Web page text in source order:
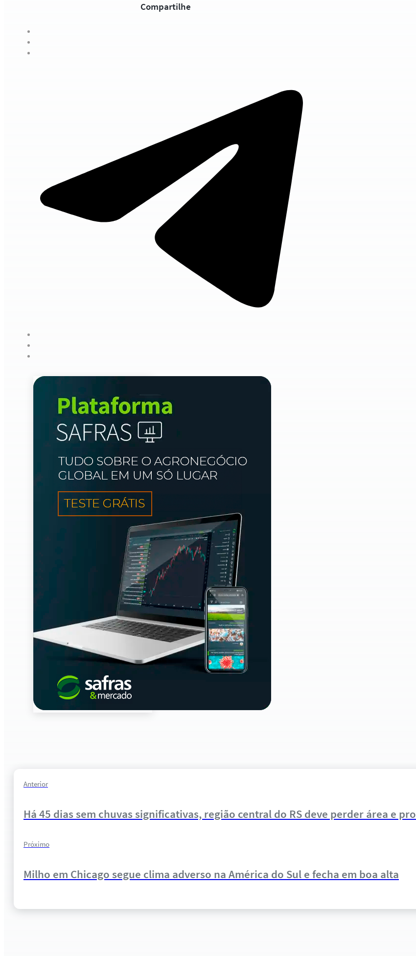
Compartilhe
Anterior
Há 45 dias sem chuvas significativas, região central do RS deve perder área e
Próximo
Milho em Chicago segue clima adverso na América do Sul e fecha em boa alta